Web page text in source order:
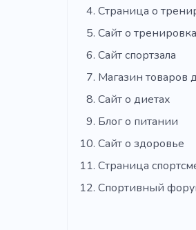
Страница о
Сайт о
Сайт спортзала
Магазин товаров
Сайт о диетах
Блог о питании
Сайт о здоровье
Страница
Спортивный